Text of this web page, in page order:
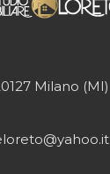
Milano (MI)